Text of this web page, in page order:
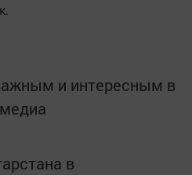
и интересным в
в